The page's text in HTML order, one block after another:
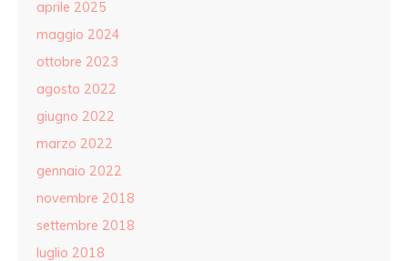
aprile 2025
maggio 2024
ottobre 2023
agosto 2022
giugno 2022
marzo 2022
gennaio 2022
novembre 2018
settembre 2018
luglio 2018